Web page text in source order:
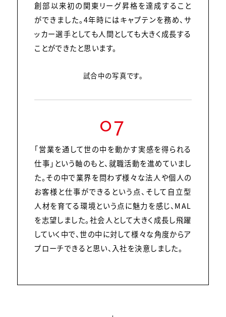
創部以来初の関東リーグ昇格を達成すること
ができました。4年時にはキャプテンを務め、サ
ッカー選手としても人間としても大きく成長する
ことができたと思います。
試合中の写真です。
07
「営業を通して世の中を動かす実感を得られる
仕事」という軸のもと、就職活動を進めていまし
た。その中で業界を問わず様々な法人や個人の
お客様と仕事ができるという点、そして自立型
人材を育てる環境という点に魅力を感じ、MAL
を志望しました。社会人として大きく成長し飛躍
していく中で、世の中に対して様々な角度からア
プローチできると思い、入社を決意しました。